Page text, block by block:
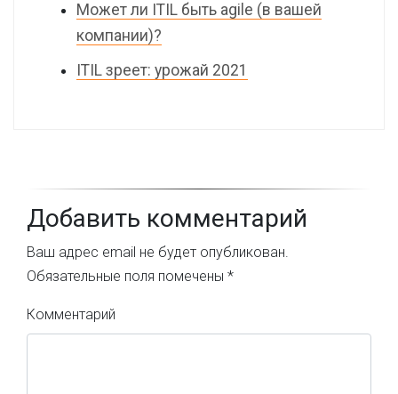
Может ли ITIL быть agile (в вашей
компании)?
ITIL зреет: урожай 2021
Добавить комментарий
Ваш адрес email не будет опубликован.
Обязательные поля помечены *
Комментарий